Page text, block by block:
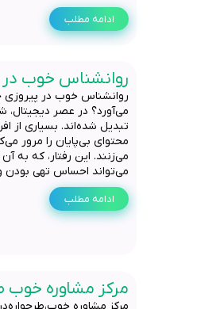
ادامه مطلب
روانشناس خوب در
روانشناس خوب در پیروزی
می‌آورد؟ در عصر دیجیتال،
تبدیل شده‌اند. بسیاری از
محتوای بی‌پایان را
می‌زنند. این رفتار، که به
می‌تواند احساس تهی بودن
ادامه مطلب
مرکز مشاوره خوب